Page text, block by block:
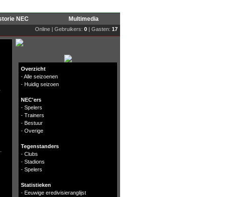
NEC Multimedia
Online | Gebruikers: 0 | Gasten: 17
Overzicht
-Alle seizoenen
- Huidig seizoen
NEC'ers
- Spelers
- Trainers
- Bestuur
- Overige
Tegenstanders
- Clubs
- Stadions
- Spelers
Statistieken
- Eeuwige eredivisieranglijst